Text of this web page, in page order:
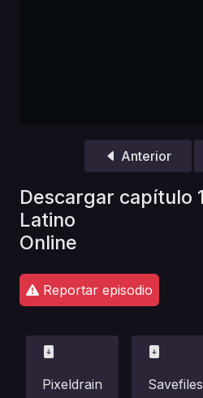
Anterior
Descargar capítulo
Latino
Online
Reportar episodio
Pixeldrain Savefiles